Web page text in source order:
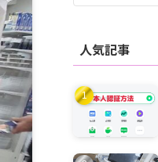
人気記事